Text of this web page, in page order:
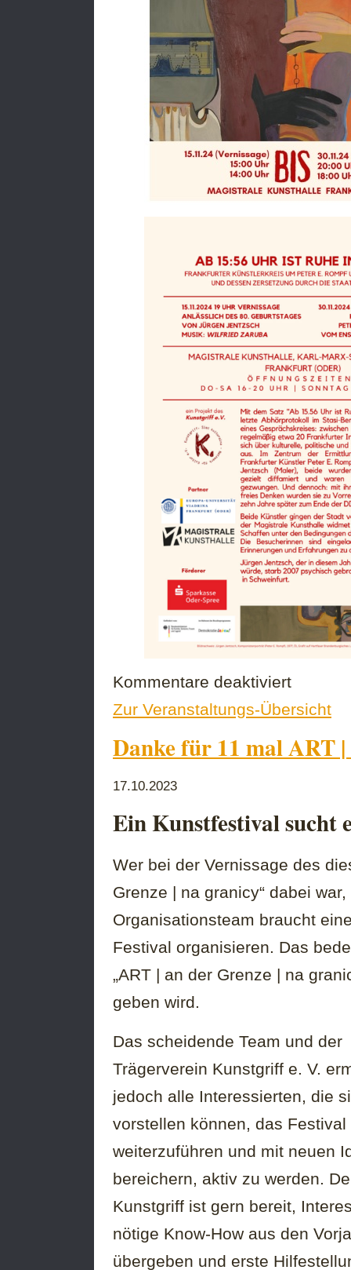
Kommentare deaktiviertAusstellung
„Ab
Uhr
ist
Zur Veranstaltungs-Übersicht
Danke für 11 mal ART
17.10.2023
Ein Kunstfestival sucht
Wer bei der Vernissage des
Grenze | na granicy“ dabei
Organisationsteam braucht
Festival organisieren. Das
„ART | an der Grenze | na
geben wird.
Das scheidende Team und der
Trägerverein Kunstgriff e. V.
jedoch alle Interessierten, die
vorstellen können, das Festival
weiterzuführen und mit neuen
bereichern, aktiv zu werden.
Kunstgriff ist gern bereit,
nötige Know-How aus den
übergeben und erste